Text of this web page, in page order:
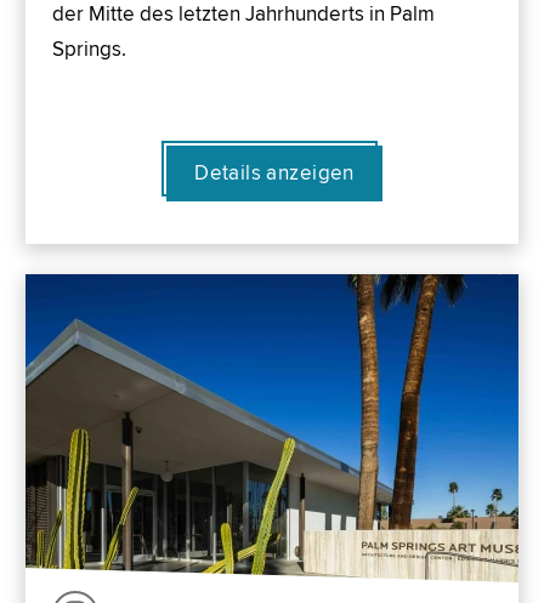
der Mitte des letzten Jahrhunderts in Palm
Springs.
Details anzeigen